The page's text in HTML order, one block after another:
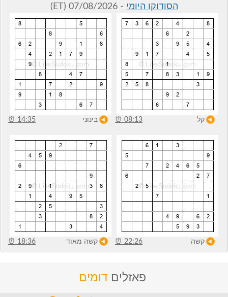
הסודוקו היומי- 07/08/2026 (ET)
קל 08:13
⏰ בינוני 14:35
⏰
קשה 22:26
⏰ קשה מאוד 18:36
⏰
פאזלים דומים